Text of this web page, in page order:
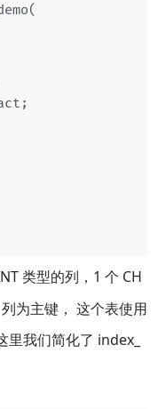
类型的列，1 个 CH
为主键， 这个表使用
我们简化了 index_